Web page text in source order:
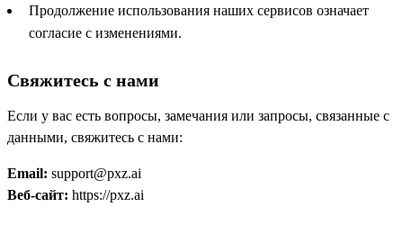
Продолжение использования наших сервисов означает
согласие с изменениями.
Свяжитесь с нами
Если у вас есть вопросы, замечания или запросы, связанные с
данными, свяжитесь с нами:
Email: support@pxz.ai
Веб-сайт: https://pxz.ai